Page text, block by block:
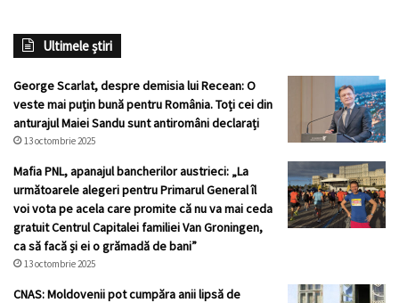
Ultimele știri
George Scarlat, despre demisia lui Recean: O
veste mai puțin bună pentru România. Toți cei din
anturajul Maiei Sandu sunt antiromâni declarați
13 octombrie 2025
Mafia PNL, apanajul bancherilor austrieci: „La
următoarele alegeri pentru Primarul General îl
voi vota pe acela care promite că nu va mai ceda
gratuit Centrul Capitalei familiei Van Groningen,
ca să facă și ei o grămadă de bani”
13 octombrie 2025
CNAS: Moldovenii pot cumpăra anii lipsă de